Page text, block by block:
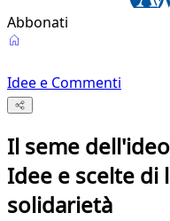
Abbonati
Idee e Commenti
Il seme
Idee e scelte di
solidarietà